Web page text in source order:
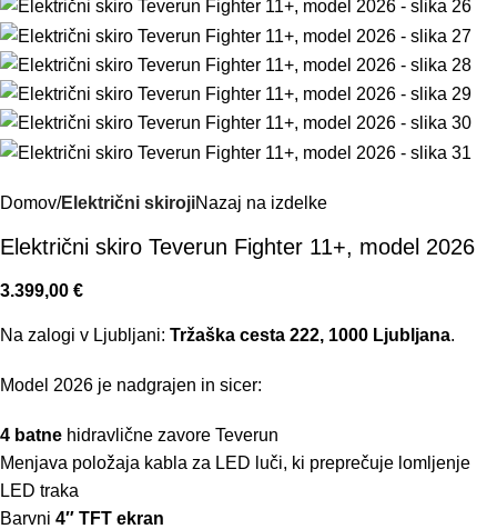
Domov Električni skirojiNazaj na izdelke
Električni skiro Teverun Fighter 11+, model 2026
3.399,00 €
Na zalogi v Ljubljani: Tržaška cesta 222, 1000 Ljubljana.
Model 2026 je nadgrajen in sicer:
4 batne hidravlične zavore Teverun
Menjava položaja kabla za LED luči, ki preprečuje lomljenje
LED traka
Barvni 4″ TFT ekran